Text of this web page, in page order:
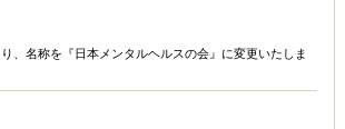
、名称を『日本メンタルヘルスの会』に変更いたしま